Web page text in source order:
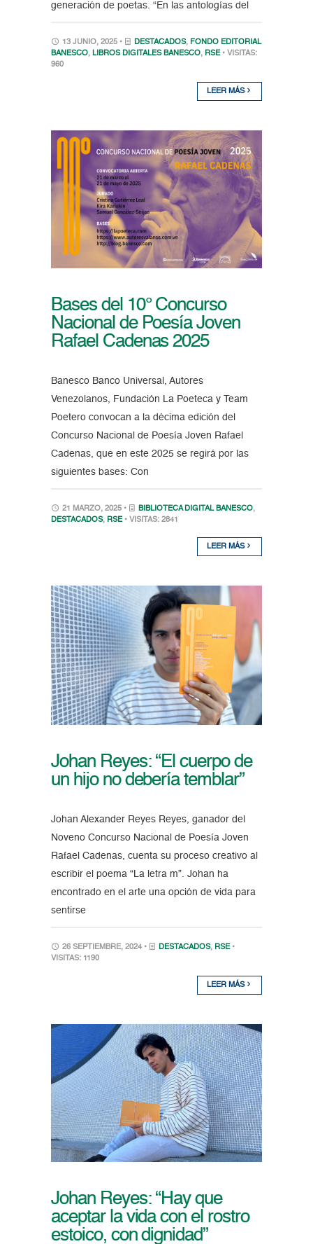
generación de poetas. “En las antologías del
13 JUNIO, 2025 • DESTACADOS, FONDO EDITORIAL
BANESCO, LIBROS DIGITALES BANESCO, RSE • VISITAS:
960
LEER MÁS
Bases del 10° Concurso
Nacional de Poesía Joven
Rafael Cadenas 2025
Banesco Banco Universal, Autores
Venezolanos, Fundación La Poeteca y Team
Poetero convocan a la décima edición del
Concurso Nacional de Poesía Joven Rafael
Cadenas, que en este 2025 se regirá por las
siguientes bases: Con
21 MARZO, 2025 • BIBLIOTECA DIGITAL BANESCO,
DESTACADOS, RSE • VISITAS: 2841
LEER MÁS
Johan Reyes: “El cuerpo de
un hijo no debería temblar”
Johan Alexander Reyes Reyes, ganador del
Noveno Concurso Nacional de Poesía Joven
Rafael Cadenas, cuenta su proceso creativo al
escribir el poema “La letra m”. Johan ha
encontrado en el arte una opción de vida para
sentirse
26 SEPTIEMBRE, 2024 • DESTACADOS, RSE •
VISITAS: 1190
LEER MÁS
Johan Reyes: “Hay que
aceptar la vida con el rostro
estoico, con dignidad”